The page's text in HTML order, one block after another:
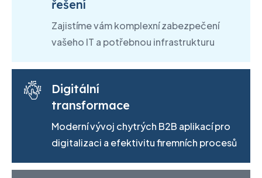
řešení
Zajistíme vám komplexní zabezpečení
vašeho IT a potřebnou infrastrukturu
Digitální
transformace
Moderní vývoj chytrých B2B aplikací pro
digitalizaci a efektivitu firemních procesů